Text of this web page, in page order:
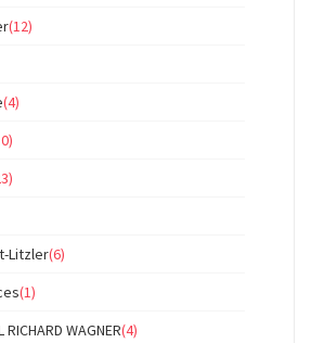
(12)
(4)
Litzler(6)
(1)
RICHARD WAGNER(4)